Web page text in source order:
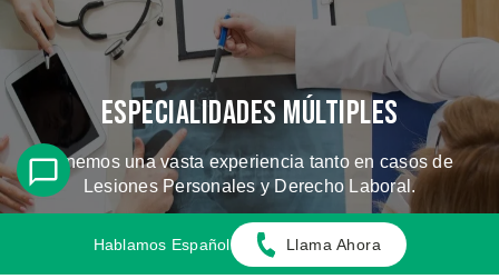
Especialidades Múltiples
Tenemos una vasta experiencia tanto en casos de
Lesiones Personales y Derecho Laboral.
CONOZCA LOS CASOS QUE
MANEJAMOS
Hablamos Español Llama Ahora